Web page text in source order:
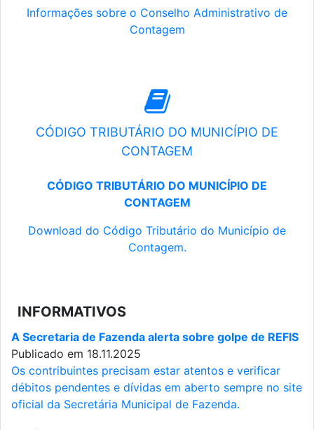
Informações sobre o Conselho Administrativo de
Contagem
CÓDIGO TRIBUTÁRIO DO MUNICÍPIO DE
CONTAGEM
CÓDIGO TRIBUTÁRIO DO MUNICÍPIO DE
CONTAGEM
Download do Código Tributário do Município de
Contagem.
INFORMATIVOS
A Secretaria de Fazenda alerta sobre golpe de REFIS
Publicado em 18.11.2025
Os contribuintes precisam estar atentos e verificar
débitos pendentes e dívidas em aberto sempre no site
oficial da Secretária Municipal de Fazenda.